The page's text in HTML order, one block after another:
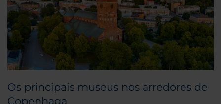
Os principais museus nos arredores de
Copenhaga